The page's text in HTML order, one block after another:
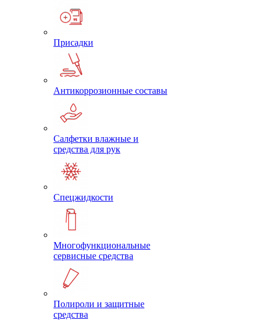
Присадки
Антикоррозионные составы
Салфетки влажные и
средства для рук
Спецжидкости
Многофункциональные
сервисные средства
Полироли и защитные
средства